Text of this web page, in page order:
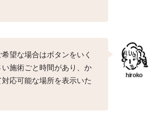
望な場合はボタンをいく
施術ごと時間があり、か
応可能な場所を表示いた